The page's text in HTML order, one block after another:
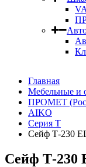
Главная
Мебельные и
ПРОМЕТ
AIKO
Серия Т
Сейф Т-230
Сейф Т-230